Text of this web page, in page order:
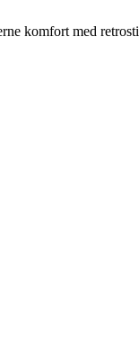
komfort med